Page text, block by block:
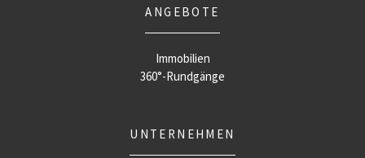
ANGEBOTE
Immobilien
360°-Rundgänge
UNTERNEHMEN